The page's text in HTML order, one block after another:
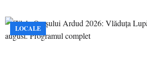
LOCALE